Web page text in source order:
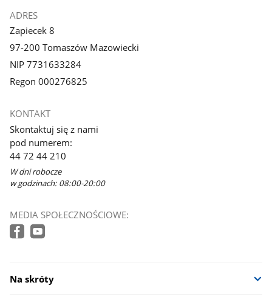
ADRES
Zapiecek 8
97-200 Tomaszów Mazowiecki
NIP 7731633284
Regon 000276825
KONTAKT
Skontaktuj się z nami
pod numerem:
44 72 44 210
W dni robocze
w godzinach: 08:00-20:00
MEDIA SPOŁECZNOŚCIOWE:
Na skróty